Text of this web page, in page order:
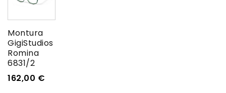
Montura
GigiStudios
Romina
6831/2
162,00 €